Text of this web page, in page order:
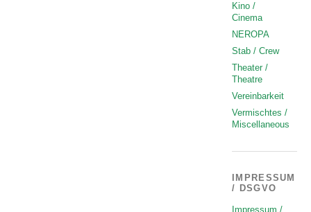
Kino /
Cinema
NEROPA
Stab / Crew
Theater /
Theatre
Vereinbarkeit
Vermischtes /
Miscellaneous
IMPRESSUM
/ DSGVO
Impressum /